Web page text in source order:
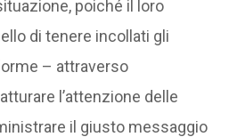
poiché il loro
di tenere incollati gli
– attraverso
l’attenzione delle
il giusto messaggio